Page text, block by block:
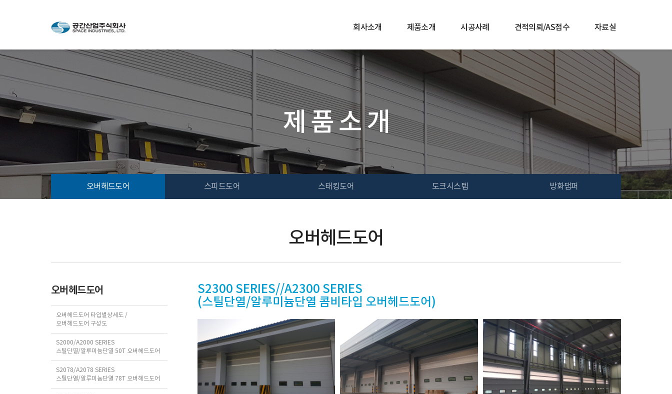
회사소개 제품소개 시공사례 견적의뢰/AS접수 자료실
제 품 소 개
오버헤드도어 스피드도어 스태킹도어 도크시스템 방화댐퍼
오버헤드도어
오버헤드도어
오버헤드도어 타입별상세도 /
오버헤드도어 구성도
S2000/A2000 SERIES
스틸단열/알루미늄단열 50T 오버헤드도어
S2078/A2078 SERIES
스틸단열/알루미늄단열 78T 오버헤드도어
S2300 SERIES//A2300 SERIES
(스틸단열/알루미늄단열 콤비타입 오버헤드도어)